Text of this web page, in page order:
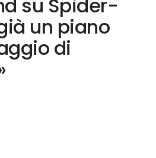
su Spider-
un piano
di